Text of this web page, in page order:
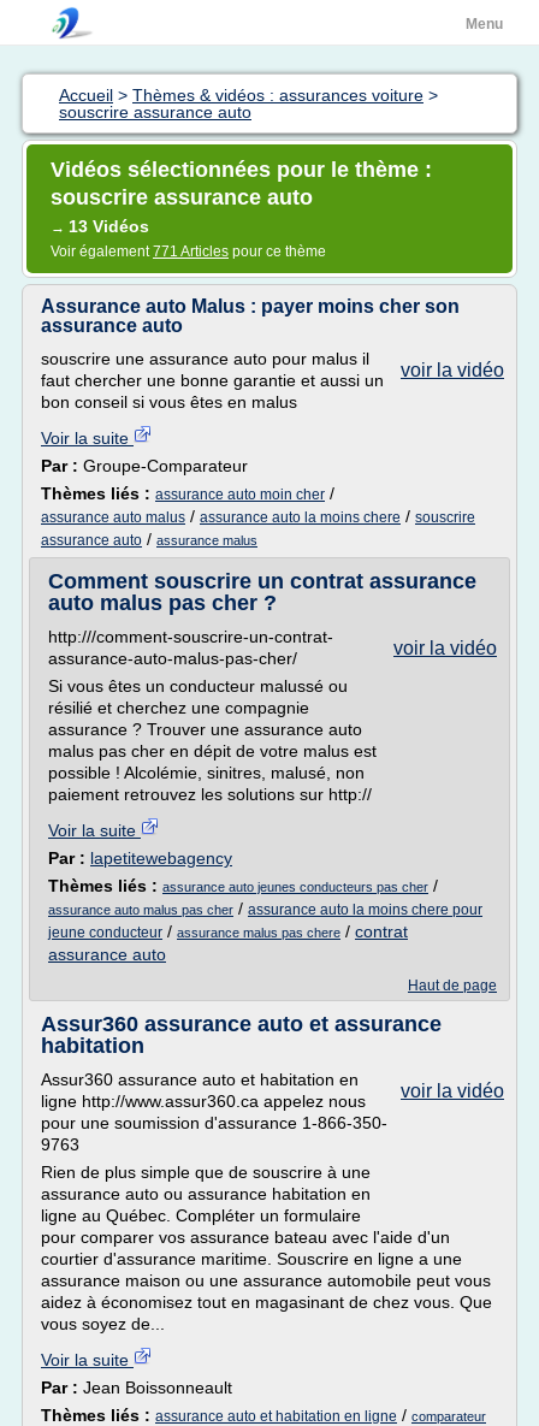
Menu
Accueil > Thèmes & vidéos : assurances voiture >
souscrire assurance auto
Vidéos sélectionnées pour le thème :
souscrire assurance auto
→ 13 Vidéos
Voir également771 Articles pour ce thème
Assurance auto Malus : payer moins cher son
assurance auto
voir la vidéo
souscrire une assurance auto pour malus il
faut chercher une bonne garantie et aussi un
bon conseil si vous êtes en malus
Voir la suite
Par : Groupe-Comparateur
Thèmes liés : assurance auto moin cher /
assurance auto malus / assurance auto la moins chere / souscrire
assurance auto / assurance malus
Comment souscrire un contrat assurance
auto malus pas cher ?
voir la vidéo
http:///comment-souscrire-un-contrat-
assurance-auto-malus-pas-cher/
Si vous êtes un conducteur malussé ou
résilié et cherchez une compagnie
assurance ? Trouver une assurance auto
malus pas cher en dépit de votre malus est
possible ! Alcolémie, sinitres, malusé, non
paiement retrouvez les solutions sur http://
Voir la suite
Par : lapetitewebagency
Thèmes liés : assurance auto jeunes conducteurs pas cher /
assurance auto malus pas cher / assurance auto la moins chere pour
jeune conducteur / assurance malus pas chere / contrat
assurance auto
Haut de page
Assur360 assurance auto et assurance
habitation
voir la vidéo
Assur360 assurance auto et habitation en
ligne http://www.assur360.ca appelez nous
pour une soumission d'assurance 1-866-350-
9763
Rien de plus simple que de souscrire à une
assurance auto ou assurance habitation en
ligne au Québec. Compléter un formulaire
pour comparer vos assurance bateau avec l'aide d'un
courtier d'assurance maritime. Souscrire en ligne a une
assurance maison ou une assurance automobile peut vous
aidez à économisez tout en magasinant de chez vous. Que
vous soyez de...
Voir la suite
Par : Jean Boissonneault
Thèmes liés : assurance auto et habitation en ligne / comparateur